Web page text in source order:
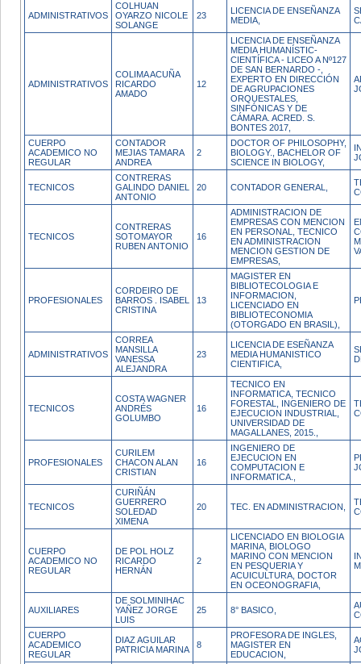
ADMINISTRATIVOS
COLHUAN
OYARZO NICOLE
SOLANGE
23
LICENCIA DE ENSEÑANZA
MEDIA,
ADMINISTRATIVOS
COLIMA ACUÑA
RICARDO
AMADO
12
LICENCIA DE ENSEÑANZA
MEDIA HUMANÍSTIC-
CIENTÍFICA - LICEO A Nº127
DE SAN BERNARDO -,
EXPERTO EN DIRECCIÓN
DE AGRUPACIONES
ORQUESTALES,
SINFÓNICAS Y DE
CÁMARA. ACRED. S.
BONTES 2017,
CUERPO
ACADEMICO NO
REGULAR
CONTADOR
MEJIAS TAMARA
ANDREA
2
DOCTOR OF PHILOSOPHY,
BIOLOGY., BACHELOR OF
SCIENCE IN BIOLOGY,
TECNICOS
CONTRERAS
GALINDO DANIEL
ANTONIO
20 CONTADOR GENERAL,
TECNICOS
CONTRERAS
SOTOMAYOR
RUBEN ANTONIO
16
ADMINISTRACION DE
EMPRESAS CON MENCION
EN PERSONAL, TECNICO
EN ADMINISTRACION
MENCION GESTION DE
EMPRESAS,
PROFESIONALES
CORDEIRO DE
BARROS . ISABEL
CRISTINA
13
MAGISTER EN
BIBLIOTECOLOGIA E
INFORMACION,
LICENCIADO EN
BIBLIOTECONOMIA
(OTORGADO EN BRASIL),
ADMINISTRATIVOS
CORREA
MANSILLA
VANESSA
ALEJANDRA
23
LICENCIA DE ESEÑANZA
MEDIA HUMANISTICO
CIENTIFICA,
TECNICOS
COSTA WAGNER
ANDRÉS
GOLUMBO
16
TECNICO EN
INFORMATICA, TECNICO
FORESTAL, INGENIERO DE
EJECUCION INDUSTRIAL,
UNIVERSIDAD DE
MAGALLANES, 2015.,
PROFESIONALES
CURILEM
CHACON ALAN
CRISTIAN
16
INGENIERO DE
EJECUCION EN
COMPUTACION E
INFORMATICA.,
TECNICOS
CURIÑÁN
GUERRERO
SOLEDAD
XIMENA
20 TEC. EN ADMINISTRACION,
CUERPO
ACADEMICO NO
REGULAR
DE POL HOLZ
RICARDO
HERNÁN
2
LICENCIADO EN BIOLOGIA
MARINA, BIOLOGO
MARINO CON MENCION
EN PESQUERIA Y
ACUICULTURA, DOCTOR
EN OCEONOGRAFIA,
AUXILIARES
DE SOLMINIHAC
YAÑEZ JORGE
LUIS
25 8° BASICO,
CUERPO
ACADEMICO
REGULAR
DIAZ AGUILAR
PATRICIA MARINA
8
PROFESORA DE INGLES,
MAGISTER EN
EDUCACION,